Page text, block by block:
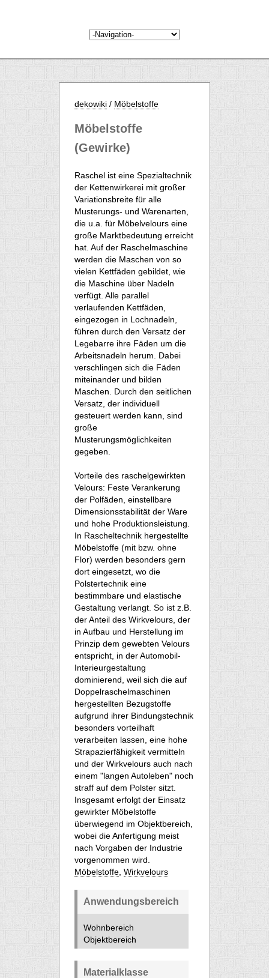
dekowiki / Möbelstoffe
Möbelstoffe
(Gewirke)
Raschel ist eine Spezialtechnik
der Kettenwirkerei mit großer
Variationsbreite für alle
Musterungs- und Warenarten,
die u.a. für Möbelvelours eine
große Marktbedeutung erreicht
hat. Auf der Raschelmaschine
werden die Maschen von so
vielen Kettfäden gebildet, wie
die Maschine über Nadeln
verfügt. Alle parallel
verlaufenden Kettfäden,
eingezogen in Lochnadeln,
führen durch den Versatz der
Legebarre ihre Fäden um die
Arbeitsnadeln herum. Dabei
verschlingen sich die Fäden
miteinander und bilden
Maschen. Durch den seitlichen
Versatz, der individuell
gesteuert werden kann, sind
große
Musterungsmöglichkeiten
gegeben.
Vorteile des raschelgewirkten
Velours: Feste Verankerung
der Polfäden, einstellbare
Dimensionsstabilität der Ware
und hohe Produktionsleistung.
In Rascheltechnik hergestellte
Möbelstoffe (mit bzw. ohne
Flor) werden besonders gern
dort eingesetzt, wo die
Polstertechnik eine
bestimmbare und elastische
Gestaltung verlangt. So ist z.B.
der Anteil des Wirkvelours, der
in Aufbau und Herstellung im
Prinzip dem gewebten Velours
entspricht, in der Automobil-
Interieurgestaltung
dominierend, weil sich die auf
Doppelraschelmaschinen
hergestellten Bezugstoffe
aufgrund ihrer Bindungstechnik
besonders vorteilhaft
verarbeiten lassen, eine hohe
Strapazierfähigkeit vermitteln
und der Wirkvelours auch nach
einem "langen Autoleben" noch
straff auf dem Polster sitzt.
Insgesamt erfolgt der Einsatz
gewirkter Möbelstoffe
überwiegend im Objektbereich,
wobei die Anfertigung meist
nach Vorgaben der Industrie
vorgenommen wird.
Möbelstoffe Wirkvelours
Anwendungsbereich
Wohnbereich
Objektbereich
Materialklasse